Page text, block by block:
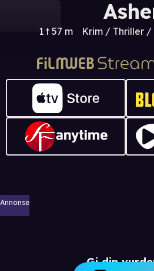
1 t 57 m Krim / Thriller
Annonse
Gi din